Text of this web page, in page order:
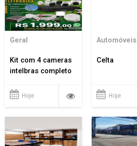
Geral
Kit com 4 cameras
intelbras completo
Hoje
Automóveis
Celta
Hoje